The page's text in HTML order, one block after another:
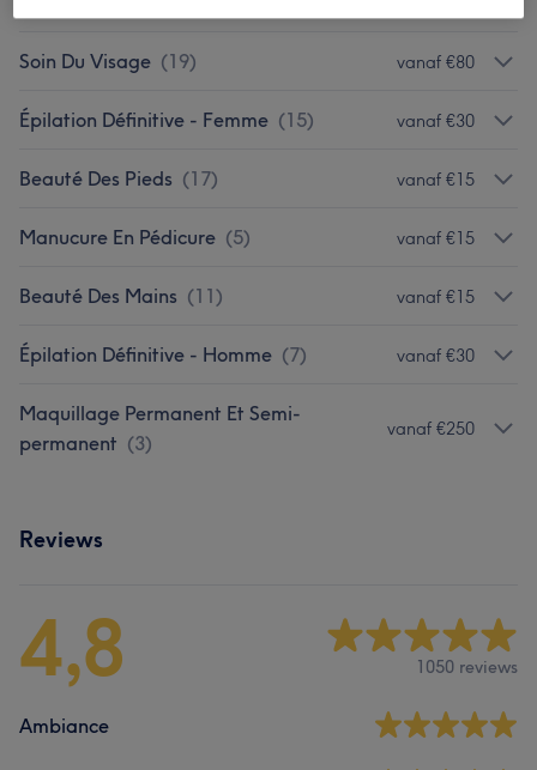
Soin Du Visage (19) vanaf €80
Épilation Définitive - Femme (15) vanaf €30
Beauté Des Pieds (17) vanaf €15
Manucure En Pédicure (5) vanaf €15
Beauté Des Mains (11) vanaf €15
Épilation Définitive - Homme (7) vanaf €30
Maquillage Permanent Et Semi-
permanent (3)
vanaf €250
Reviews
4,8 1050 reviews
Ambiance